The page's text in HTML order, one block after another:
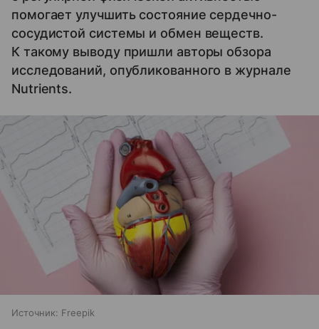
помогает улучшить состояние сердечно-
сосудистой системы и обмен веществ.
К такому выводу пришли авторы обзора
исследований, опубликованного в журнале
Nutrients.
Источник: Freepik